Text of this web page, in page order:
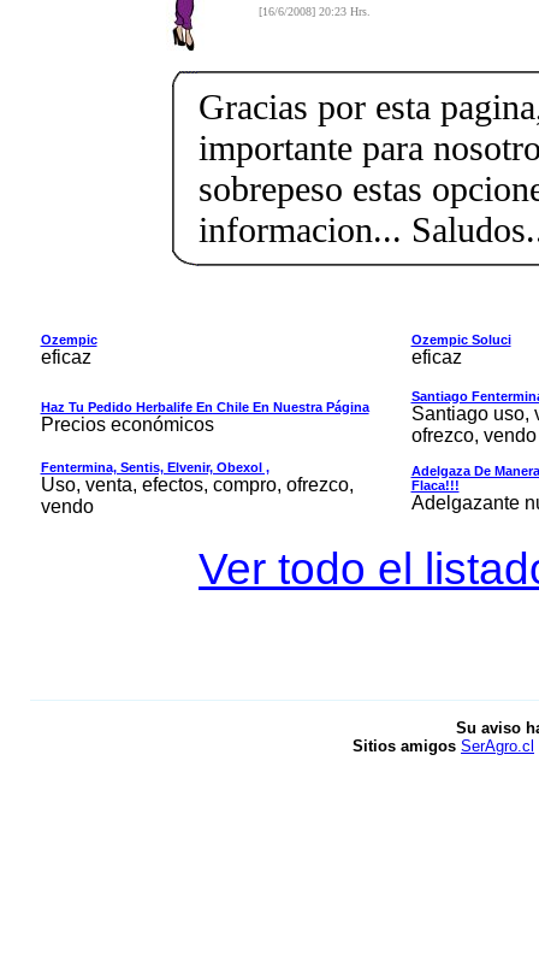
[16/6/2008] 20:23 Hrs.
Gracias por esta
importante para
sobrepeso estas
informacion...
Ozempic
eficaz
Ozempic Soluci
eficaz
Haz Tu Pedido Herbalife En Chile En Nuestra Página
Precios económicos
Santiago
Santiago uso,
ofrezco, vendo
Fentermina, Sentis, Elvenir, Obexol ,
Uso, venta, efectos, compro, ofrezco,
vendo
Adelgaza De
Flaca!!!
Adelgazante
Ver todo el
Su aviso
Sitios amigos SerAgro.cl